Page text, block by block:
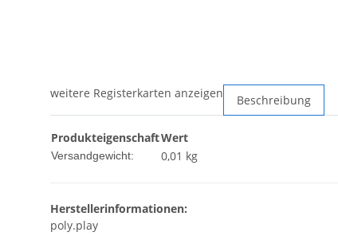
weitere Registerkarten anzeigen Beschreibung
ProdukteigenschaftWert
Versandgewicht: 0,01 kg
Herstellerinformationen:
poly.play